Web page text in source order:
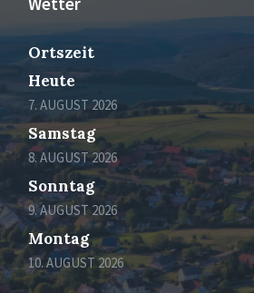
Ortszeit
Heute
7. AUGUST 2026
Samstag
8. AUGUST 2026
Sonntag
9. AUGUST 2026
Montag
10. AUGUST 2026